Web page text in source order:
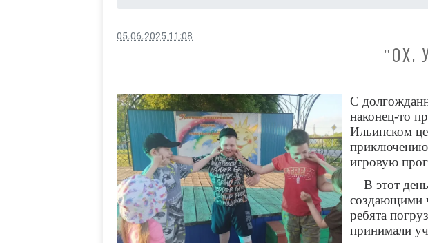
05.06.2025 11:08
"ОХ,
С
наконец-то
Ильинском
игровую
В этот
создающими
ребята
принимали